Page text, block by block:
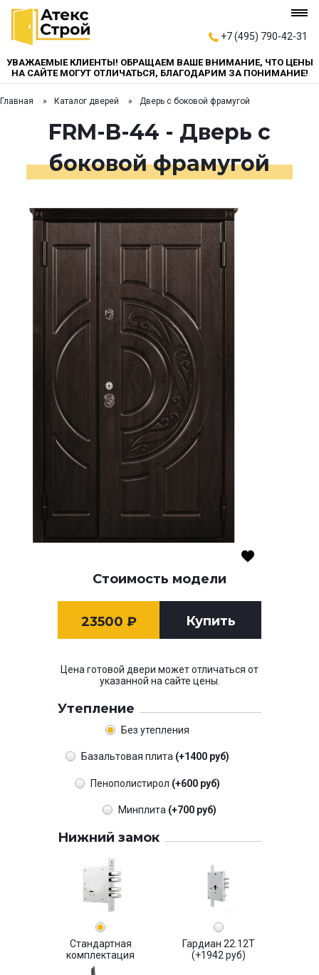
+7 (495) 790-42-31
УВАЖАЕМЫЕ КЛИЕНТЫ! ОБРАЩАЕМ ВАШЕ ВНИМАНИЕ, ЧТО ЦЕНЫ
НА САЙТЕ МОГУТ ОТЛИЧАТЬСЯ, БЛАГОДАРИМ ЗА ПОНИМАНИЕ!
Главная Каталог дверей Дверь с боковой фрамугой
FRM-B-44 - Дверь с
боковой фрамугой
Стоимость модели
23500 ₽ Купить
Цена готовой двери может отличаться от
указанной на сайте цены.
Утепление
Без утепления
Базальтовая плита (+1400 руб)
Пенополистирол (+600 руб)
Минплита (+700 руб)
Нижний замок
Стандартная
комплектация
Гардиан 22.12Т
(+1942 руб)